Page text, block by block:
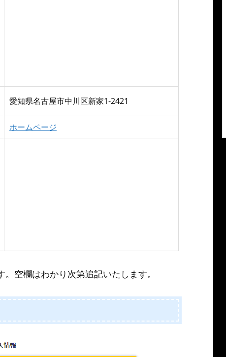
愛知県名古屋市中川区新家1-2421
ホームページ
空欄はわかり次第追記いたします。